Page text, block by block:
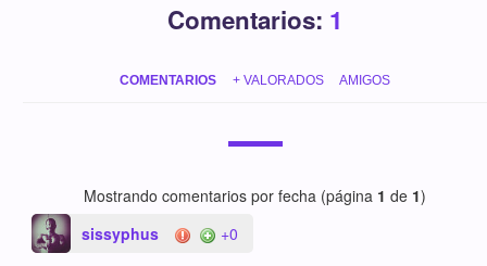
Comentarios: 1
COMENTARIOS + VALORADOS AMIGOS
Mostrando comentarios por fecha (página 1 de 1)
sissyphus
+0